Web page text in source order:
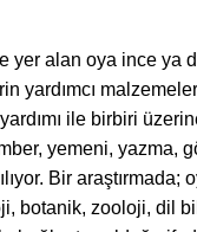
yer alan oya ince ya
yardımcı
ile birbiri
yemeni, yazma,
Bir araştırmada;
botanik, zooloji, dil